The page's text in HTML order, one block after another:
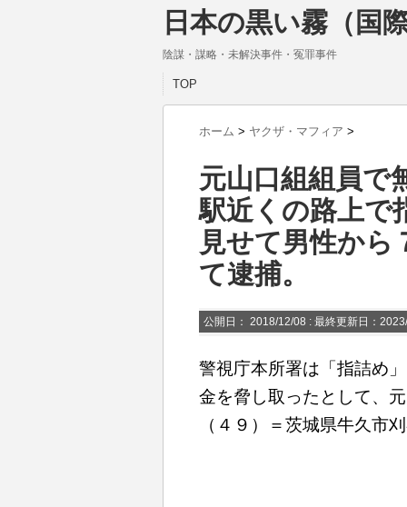
日本の黒い霧（国
陰謀・謀略・未解決事件・冤罪事件
TOP
ホーム > ヤクザ・マフィア >
元山口組組員で
駅近くの路上で
見せて男性から
て逮捕。
公開日： 2018/12/08 : 最終更新日：
警視庁本所署は「指詰め
金を脅し取ったとして、
（４９）＝茨城県牛久市